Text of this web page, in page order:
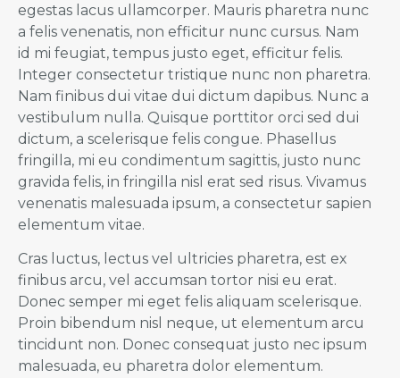
egestas lacus ullamcorper. Mauris pharetra nunc
a felis venenatis, non efficitur nunc cursus. Nam
id mi feugiat, tempus justo eget, efficitur felis.
Integer consectetur tristique nunc non pharetra.
Nam finibus dui vitae dui dictum dapibus. Nunc a
vestibulum nulla. Quisque porttitor orci sed dui
dictum, a scelerisque felis congue. Phasellus
fringilla, mi eu condimentum sagittis, justo nunc
gravida felis, in fringilla nisl erat sed risus. Vivamus
venenatis malesuada ipsum, a consectetur sapien
elementum vitae.
Cras luctus, lectus vel ultricies pharetra, est ex
finibus arcu, vel accumsan tortor nisi eu erat.
Donec semper mi eget felis aliquam scelerisque.
Proin bibendum nisl neque, ut elementum arcu
tincidunt non. Donec consequat justo nec ipsum
malesuada, eu pharetra dolor elementum.